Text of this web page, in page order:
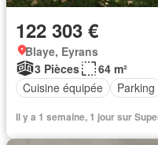
122 303 €
Blaye, Eyrans
3 Pièces
64 m²
Cuisine équipée
Parking
Il y a 1 semaine, 1 jour sur